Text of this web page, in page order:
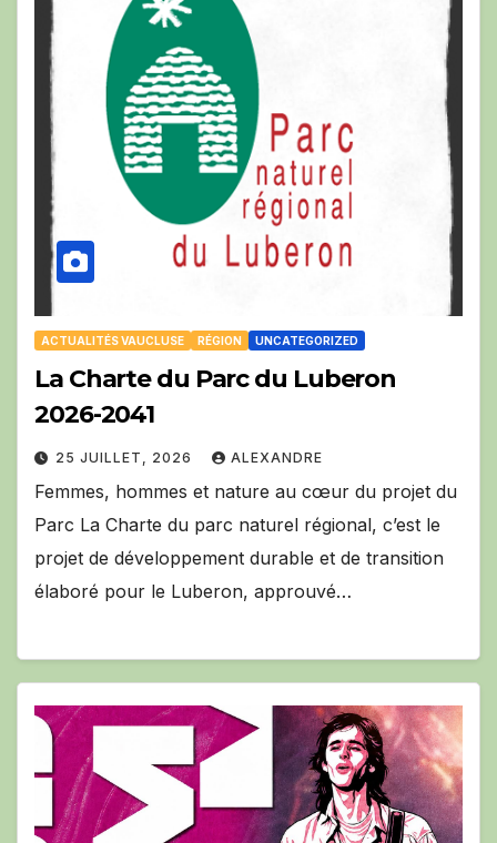
ACTUALITÉS VAUCLUSE RÉGION UNCATEGORIZED
La Charte du Parc du Luberon
2026-2041
25 JUILLET, 2026 ALEXANDRE
Femmes, hommes et nature au cœur du projet du
Parc La Charte du parc naturel régional, c’est le
projet de développement durable et de transition
élaboré pour le Luberon, approuvé…